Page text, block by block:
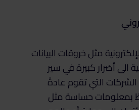
مثل خروقات البيانات
الى أضرار كبيرة في سير
الشركات التي تقوم عادةً
بمعلومات حساسة مثل